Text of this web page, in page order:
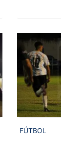
FÚTBOL